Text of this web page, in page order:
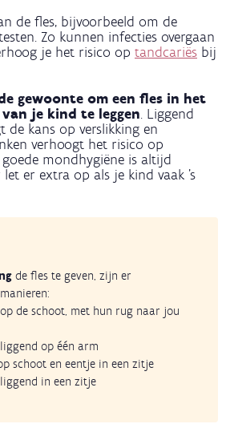
de fles, bijvoorbeeld om de
Zo kunnen infecties overgaan
je het risico op tandcariës bij
gewoonte om een fles in het
je kind te leggen. Liggend
de kans op verslikking en
verhoogt het risico op
mondhygiëne is altijd
er extra op als je kind vaak 's
de fles te geven, zijn er
de schoot, met hun rug naar jou
op één arm
schoot en eentje in een zitje
in een zitje